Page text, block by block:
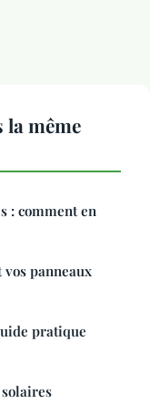
même
: comment en
panneaux
pratique